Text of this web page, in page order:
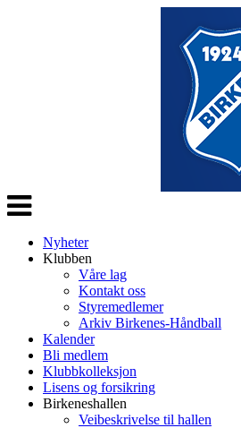
Veksle
navigasjon
Nyheter
Klubben
Våre lag
Kontakt oss
Styremedlemer
Arkiv Birkenes-Håndball
Kalender
Bli medlem
Klubbkolleksjon
Lisens og forsikring
Birkeneshallen
Veibeskrivelse til hallen